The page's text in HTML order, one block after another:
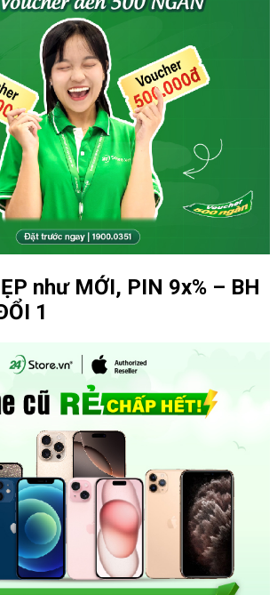
như MỚI, PIN 9x% – BH
1